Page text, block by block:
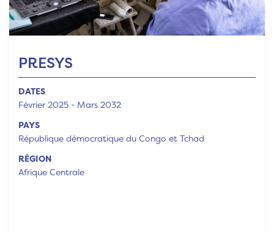
PRESYS
DATES
Février 2025 - Mars 2032
PAYS
République démocratique du Congo et Tchad
RÉGION
Afrique Centrale